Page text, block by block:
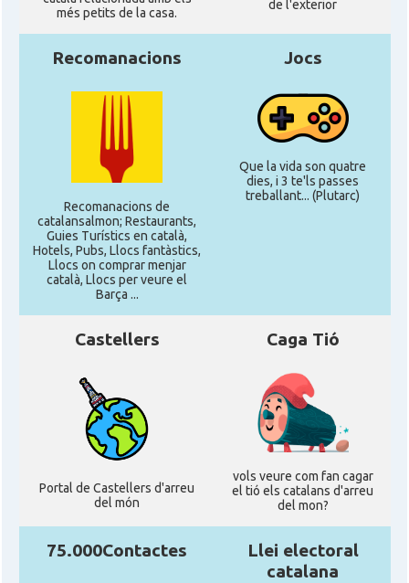
més petits de la casa.
de l'exterior
Recomanacions
Recomanacions de
catalansalmon; Restaurants,
Guies Turístics en català,
Hotels, Pubs, Llocs fantàstics,
Llocs on comprar menjar
català, Llocs per veure el
Barça ...
Jocs
Que la vida son quatre
dies, i 3 te'ls passes
treballant... (Plutarc)
Castellers
Portal de Castellers d'arreu
del món
Caga Tió
vols veure com fan cagar
el tió els catalans d'arreu
del mon?
75.000Contactes
Llei electoral
catalana